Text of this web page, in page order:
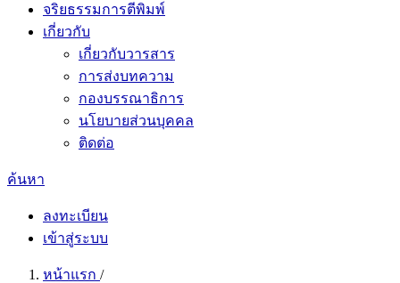
จริยธรรมการตีพิมพ์
เกี่ยวกับ
เกี่ยวกับวารสาร
การส่งบทความ
กองบรรณาธิการ
นโยบายส่วนบุคคล
ติดต่อ
ค้นหา
ลงทะเบียน
เข้าสู่ระบบ
หน้าแรก /